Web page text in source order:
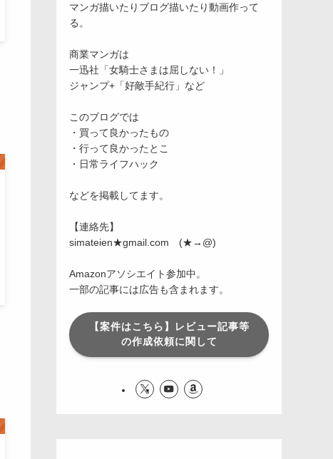
マンガ描いたりブログ描いたり動画作って
る。
商業マンガは
一迅社「女騎士さまは屈しない！」
ジャンプ+「好敵手紀行」など
このブログでは
・買って良かったもの
・行って良かったとこ
・日常ライフハック
などを掲載してます。
【連絡先】
simateien★gmail.com (★→@)
Amazonアソシエイト参加中。
一部の記事には広告も含まれます。
【案件はこちら】レビュー記事等
の作成依頼に関して